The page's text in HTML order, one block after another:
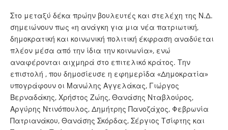
Στο μεταξύ δέκα πρώην βουλευτές και στελέχη της Ν.Δ.
σημειώνουν πως «η ανάγκη για μια νέα πατριωτική,
δημοκρατική και κοινωνική πολιτική έκφραση αναδύεται
πλέον μέσα από την ίδια την κοινωνία», ενώ
αναφέρονται αιχμηρά στο επιτελικό κράτος. Την
επιστολή , που δημοσίευσε η εφημερίδα «Δημοκρατία»
υπογράφουν οι Μανώλης Αγγελάκας, Γιώργος
Βερναδάκης, Χρήστος Ζώης, Θανάσης Νταβλούρος,
Αργύρης Ντινόπουλος, Δημήτρης Πανοζάχος, Φεβρωνία
Πατριανάκου, Θανάσης Σκόρδας, Σέργιος Τσίφτης και